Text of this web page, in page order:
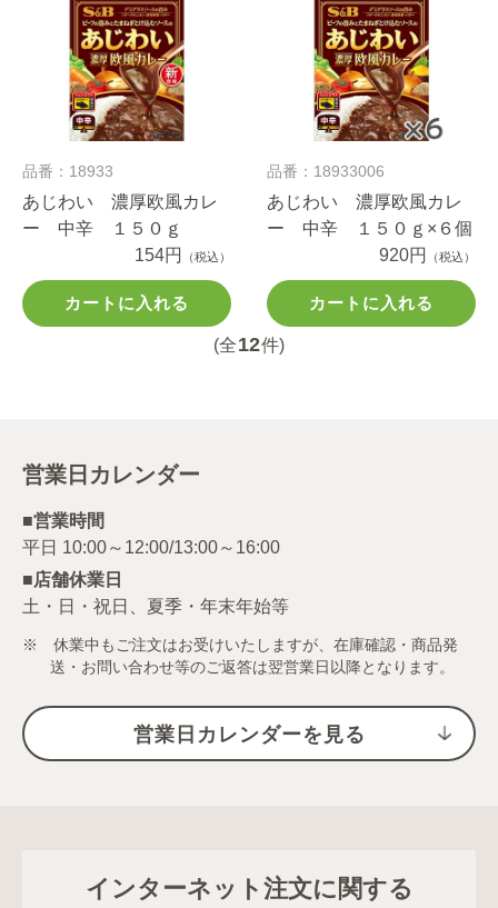
品番：18933
あじわい 濃厚欧風カレ
ー 中辛 １５０ｇ
154円
（税込）
カートに入れる
品番：18933006
あじわい 濃厚欧風カレ
ー 中辛 １５０ｇ×６個
920円
（税込）
カートに入れる
(全12件)
営業日カレンダー
■営業時間
■店舗休業日
土・日・祝日、夏季・年末年始等
※ 休業中もご注文はお受けいたしますが、在庫確認・商品発
送・お問い合わせ等のご返答は翌営業日以降となります。
営業日カレンダーを見る
インターネット注文に関する